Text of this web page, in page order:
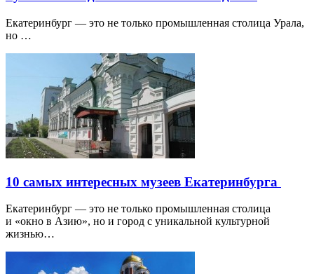
Екатеринбург — это не только промышленная столица Урала,
но …
10 самых интересных музеев Екатеринбурга
Екатеринбург — это не только промышленная столица
и «окно в Азию», но и город с уникальной культурной
жизнью…